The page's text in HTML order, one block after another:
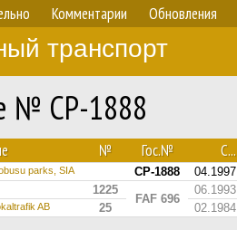
Комментарии Обновления
транспорт
№ CP-1888
№ Гос.№ С...
parks, SIA CP-1888 04.1997
1225
FAF 696
06.1993
AB 25 02.1984